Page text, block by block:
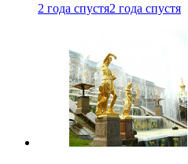
2 года спустя2 года спустя